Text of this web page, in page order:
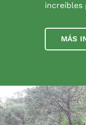
increíbles
MÁS